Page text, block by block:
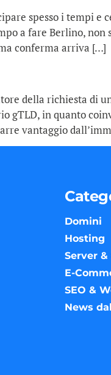
spesso i tempi
a fare Berlino,
conferma arriva […]
della richiesta di
gTLD, in quanto
vantaggio
Domini
Hosting
Server &
E-
SEO &
News